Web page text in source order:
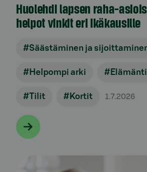
Huolehdi lapsen raha-
helpot vinkit eri ikäkausille
#Säästäminen ja
#Helpompi arki
#Tilit #Kortit 1.7.2026